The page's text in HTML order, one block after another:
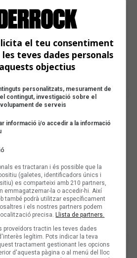
el teu consentiment
teves dades personals
objectius
personalitzats, mesurament de
contingut, investigació sobre el
de serveis
informació i/o accedir a la informació
es tractaran i és possible que la
(galetes, identificadors únics i
es comparteixi amb 210 partners,
emmagatzemar-la o accedir-hi. Així
també podrà utilitzar específicament
i els nostres partners podem
precisa. Llista de partners.
proveïdors tractin les teves dades
legítim. Pots indicar la teva
tractament gestionant les opcions
d'aquesta pàgina o al menú del lloc